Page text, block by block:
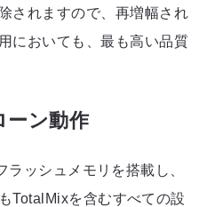
されますので、再増幅され
においても、最も高い品質
ーン動作
ッシュメモリを搭載し、
TotalMixを含むすべての設